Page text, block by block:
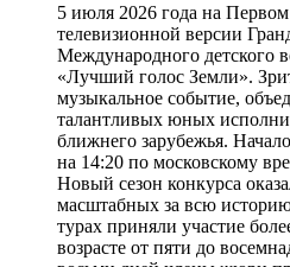
5 июля 2026 года на Первом
телевизионной версии
Международного детского
«Лучший голос Земли».
музыкальное событие,
талантливых юных
ближнего зарубежья.
на 14:20 по московскому
Новый сезон конкурса
масштабных за всю
турах приняли участие
возрасте от пяти до